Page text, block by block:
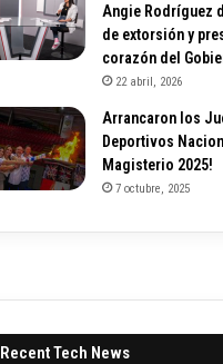
Angie Rodríguez
de extorsión y
corazón del
22 abril, 2026
Arrancaron los
Deportivos
Magisterio 2025!
7 octubre, 2025
Recent Tech News